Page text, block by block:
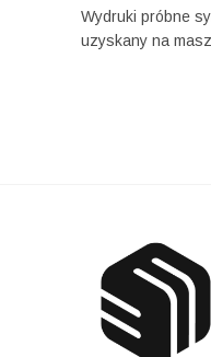
Wydruki próbne
uzyskany na